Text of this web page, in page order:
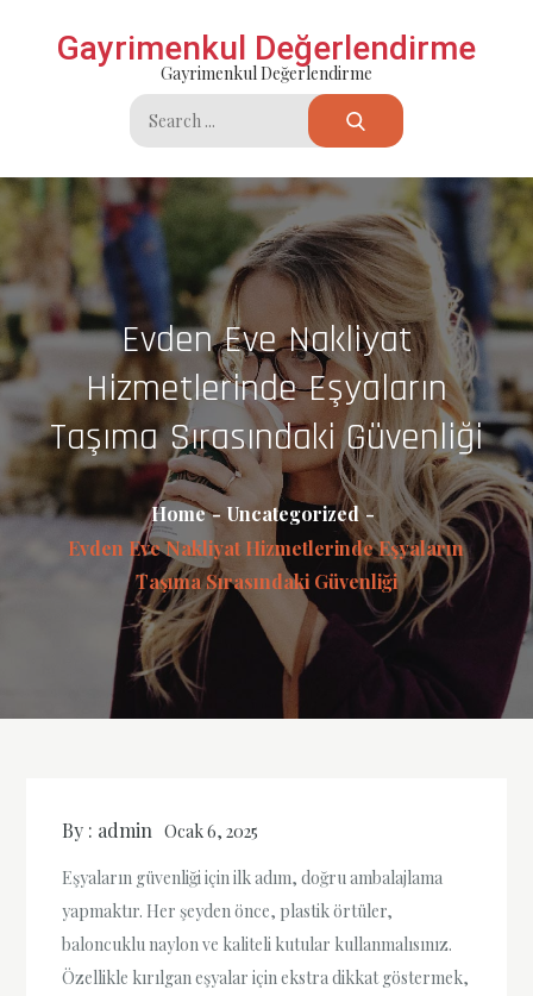
Gayrimenkul Değerlendirme
Gayrimenkul Değerlendirme
Search
for:
Evden Eve Nakliyat
Hizmetlerinde Eşyaların
Taşıma Sırasındaki Güvenliği
Home
Uncategorized
Evden Eve Nakliyat Hizmetlerinde Eşyaların
Taşıma Sırasındaki Güvenliği
By : admin Ocak 6, 2025
Eşyaların güvenliği için ilk adım, doğru ambalajlama
yapmaktır. Her şeyden önce, plastik örtüler,
baloncuklu naylon ve kaliteli kutular kullanmalısınız.
Özellikle kırılgan eşyalar için ekstra dikkat göstermek,